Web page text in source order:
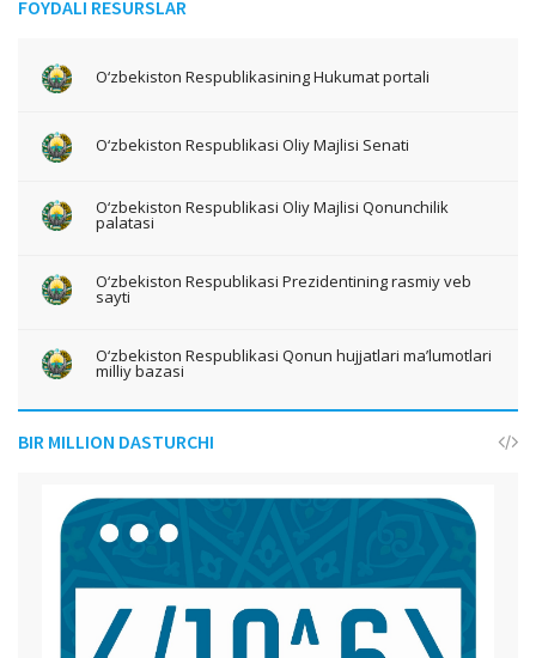
FOYDALI RESURSLAR
O‘zbekiston Respublikasining Hukumat portali
O‘zbekiston Respublikasi Oliy Majlisi Senati
O‘zbekiston Respublikasi Oliy Majlisi Qonunchilik
palatasi
O‘zbekiston Respublikasi Prezidentining rasmiy veb
sayti
O‘zbekiston Respublikasi Qonun hujjatlari ma’lumotlari
milliy bazasi
BIR MILLION DASTURCHI